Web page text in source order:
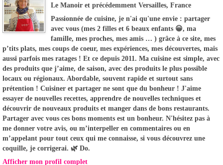
Le Manoir et précédemment Versailles, France
Passionnée de cuisine, je n'ai qu'une envie : partager
avec vous (mes 2 filles et 6 beaux enfants 😀, ma
famille, mes proches, mes amis … ) grâce à ce site, mes
p’tits plats, mes coups de coeur, mes expériences, mes découvertes, mais
aussi parfois mes ratages ! Et ce depuis 2011. Ma cuisine est simple, avec
des produits que j’aime, de saison, avec des produits le plus possible
locaux ou régionaux. Abordable, souvent rapide et surtout sans
prétention ! Cuisiner et partager ne sont que du bonheur ! J'aime
essayer de nouvelles recettes, apprendre de nouvelles techniques et
découvrir de nouveaux produits et manger dans de bons restaurants.
Partager avec vous ces bons moments est un bonheur. N'hésitez pas à
me donner votre avis, ou m’interpeller en commentaires ou en
m’appelant pour tout ceux qui me connaisse, si vous découvrez une
coquille, je corrigerai. 🌿 Do.
Afficher mon profil complet